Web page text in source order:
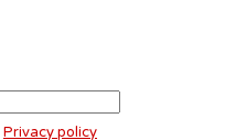
Privacy policy